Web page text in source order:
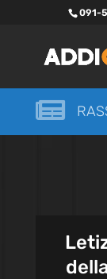
091-
